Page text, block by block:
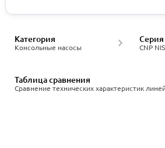
Консольные насосы
Категория
CNP
Серия
Сравнение технических характеристик
Таблица сравнения